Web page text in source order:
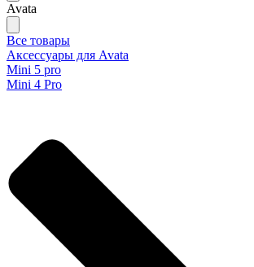
Avata
Все товары
Аксессуары для Avata
Mini 5 pro
Mini 4 Pro